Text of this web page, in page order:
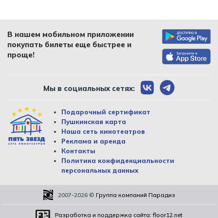
В нашем мобильном приложении
покупать билеты еще быстрее и
проще!
Мы в социальных сетях:
Подарочный сертификат
Пушкинская карта
Наша сеть кинотеатров
Реклама и аренда
Контакты
Политика конфиденциальности
персональных данных
2007-2026 © Группа компаний Парадиз
Разработка и поддержка сайта: floor12.net